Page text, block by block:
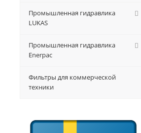
Промышленная гидравлика
LUKAS
Промышленная гидравлика
Enerpac
Фильтры для коммерческой
техники